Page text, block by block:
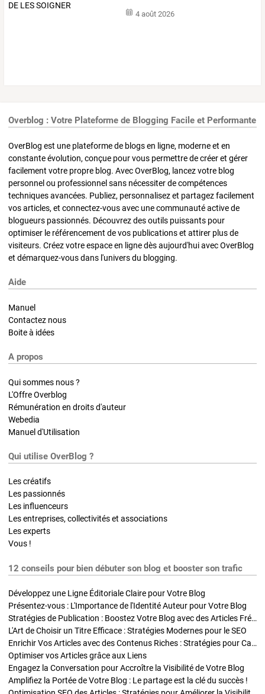
4 août 2026
Overblog : Votre Plateforme de Blogging Facile et Performante
OverBlog est une plateforme de blogs en ligne, moderne et en
constante évolution, conçue pour vous permettre de créer et gérer
facilement votre propre blog. Avec OverBlog, lancez votre blog
personnel ou professionnel sans nécessiter de compétences
techniques avancées. Publiez, personnalisez et partagez facilement
vos articles, et connectez-vous avec une communauté active de
blogueurs passionnés. Découvrez des outils puissants pour
optimiser le référencement de vos publications et attirer plus de
visiteurs. Créez votre espace en ligne dès aujourd'hui avec OverBlog
et démarquez-vous dans l'univers du blogging.
Aide
Manuel
Contactez nous
Boite à idées
A propos
Qui sommes nous ?
L'Offre Overblog
Rémunération en droits d'auteur
Webedia
Manuel d'Utilisation
Qui utilise OverBlog ?
Les créatifs
Les passionnés
Les influenceurs
Les entreprises, collectivités et associations
Les experts
Vous !
12 conseils pour bien débuter son blog et booster son trafic
Développez une Ligne Éditoriale Claire pour Votre Blog
Présentez-vous : L'Importance de l'Identité Auteur pour Votre Blog
Stratégies de Publication : Boostez Votre Blog avec des Articles Fréquents et Exclusifs
L'Art de Choisir un Titre Efficace : Stratégies Modernes pour le SEO
Enrichir Vos Articles avec des Contenus Riches : Stratégies pour Captiver et Optimiser
Optimiser vos Articles grâce aux Liens
Engagez la Conversation pour Accroître la Visibilité de Votre Blog
Amplifiez la Portée de Votre Blog : Le partage est la clé du succès !